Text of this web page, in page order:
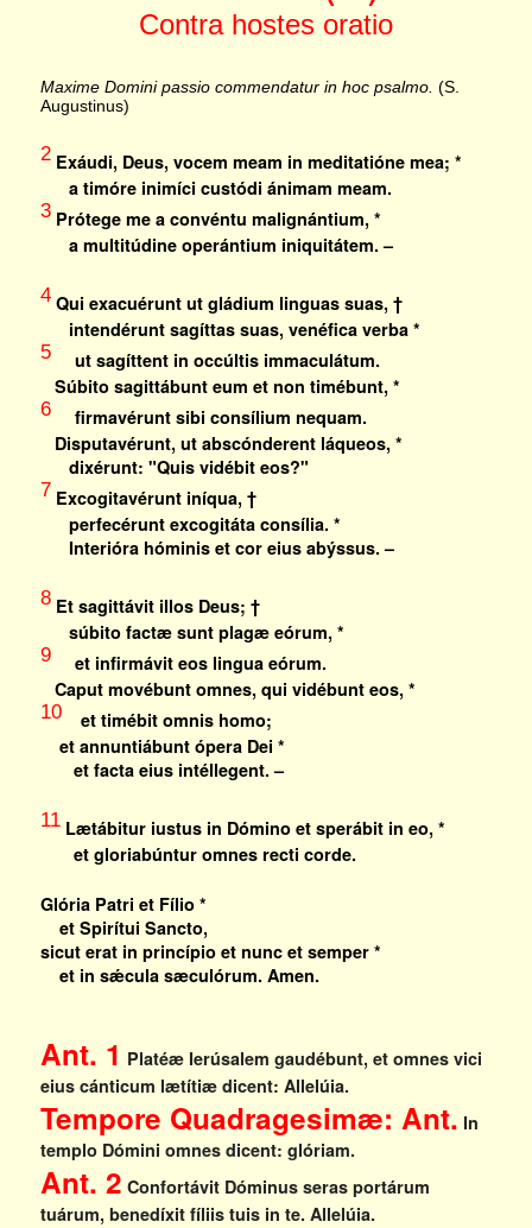
Contra hostes oratio
Maxime Domini passio commendatur in hoc psalmo. (S.
Augustinus)
2Exáudi, Deus, vocem meam in meditatióne mea; *
a timóre inimíci custódi ánimam meam.
3Prótege me a convéntu malignántium, *
a multitúdine operántium iniquitátem. –
4Qui exacuérunt ut gládium linguas suas, †
intendérunt sagíttas suas, venéfica verba *
5ut sagíttent in occúltis immaculátum.
Súbito sagittábunt eum et non timébunt, *
6firmavérunt sibi consílium nequam.
Disputavérunt, ut abscónderent láqueos, *
dixérunt: "Quis vidébit eos?"
7 Excogitavérunt iníqua, †
perfecérunt excogitáta consília. *
Interióra hóminis et cor eius abýssus. –
8Et sagittávit illos Deus; †
súbito factæ sunt plagæ eórum, *
9et infirmávit eos lingua eórum.
Caput movébunt omnes, qui vidébunt eos, *
10et timébit omnis homo;
et annuntiábunt ópera Dei *
et facta eius intéllegent. –
11Lætábitur iustus in Dómino et sperábit in eo, *
et gloriabúntur omnes recti corde.
Glória Patri et Fílio *
et Spirítui Sancto,
sicut erat in princípio et nunc et semper *
et in sǽcula sæculórum. Amen.
Ant. 1 Platéæ Ierúsalem gaudébunt, et omnes vici
eius cánticum lætítiæ dicent: Allelúia.
Tempore Quadragesimæ: Ant. In
templo Dómini omnes dicent: glóriam.
Ant. 2 Confortávit Dóminus seras portárum
tuárum, benedíxit fíliis tuis in te. Allelúia.